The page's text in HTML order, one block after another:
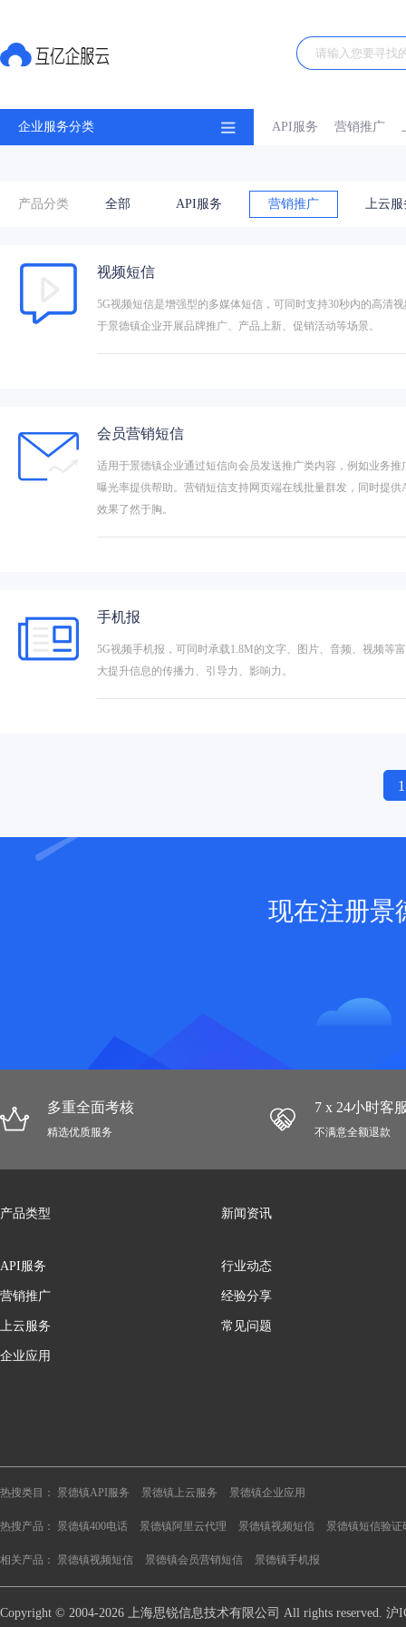
企业服务分类 API服务 营销推广
产品分类 全部 API服务 营销推广 上云服
视频短信
5G视频短信是增强型的多媒体短信，可同时支持30秒内的高清
于景德镇企业开展品牌推广、产品上新、促销活动等场景。
会员营销短信
适用于景德镇企业通过短信向会员发送推广类内容，例如业务
曝光率提供帮助。营销短信支持网页端在线批量群发，同时提
效果了然于胸。
手机报
5G视频手机报，可同时承载1.8M的文字、图片、音频、视频等
大提升信息的传播力、引导力、影响力。
1
现在注册景
多重全面考核
精选优质服务
7 x 24小时客
不满意全额退款
产品类型
API服务
营销推广
上云服务
企业应用
新闻资讯
行业动态
经验分享
常见问题
热搜类目： 景德镇API服务 景德镇上云服务 景德镇企业应用
热搜产品： 景德镇400电话 景德镇阿里云代理 景德镇视频短信 景德镇短信验证
相关产品： 景德镇视频短信 景德镇会员营销短信 景德镇手机报
Copyright © 2004-2026 上海思锐信息技术有限公司 All rights reserved. 沪